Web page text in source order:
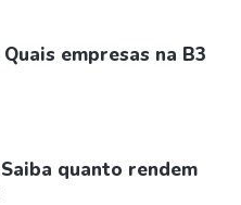
empresas na B3
quanto rendem